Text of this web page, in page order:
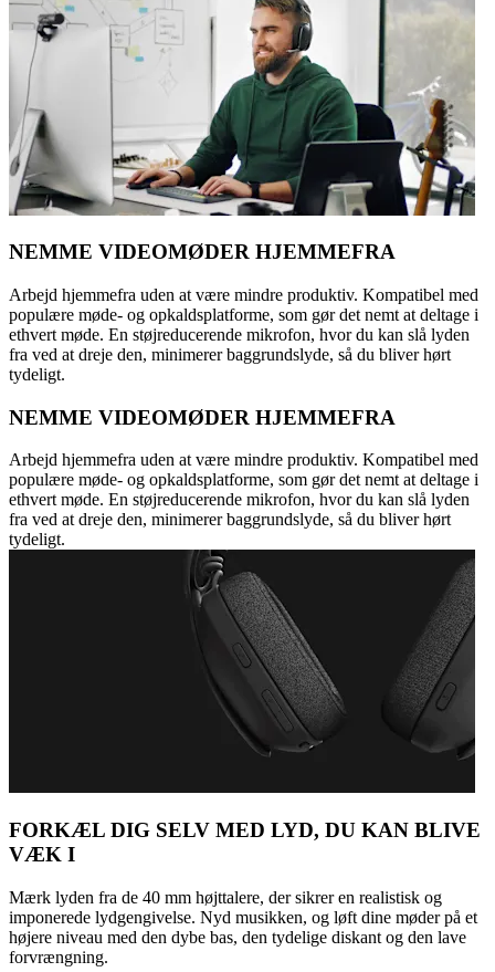
NEMME VIDEOMØDER HJEMMEFRA
Arbejd hjemmefra uden at være mindre produktiv. Kompatibel med
populære møde- og opkaldsplatforme, som gør det nemt at deltage i
ethvert møde. En støjreducerende mikrofon, hvor du kan slå lyden
fra ved at dreje den, minimerer baggrundslyde, så du bliver hørt
tydeligt.
NEMME VIDEOMØDER HJEMMEFRA
Arbejd hjemmefra uden at være mindre produktiv. Kompatibel med
populære møde- og opkaldsplatforme, som gør det nemt at deltage i
ethvert møde. En støjreducerende mikrofon, hvor du kan slå lyden
fra ved at dreje den, minimerer baggrundslyde, så du bliver hørt
tydeligt.
FORKÆL DIG SELV MED LYD, DU KAN BLIVE
VÆK I
Mærk lyden fra de 40 mm højttalere, der sikrer en realistisk og
imponerede lydgengivelse. Nyd musikken, og løft dine møder på et
højere niveau med den dybe bas, den tydelige diskant og den lave
forvrængning.